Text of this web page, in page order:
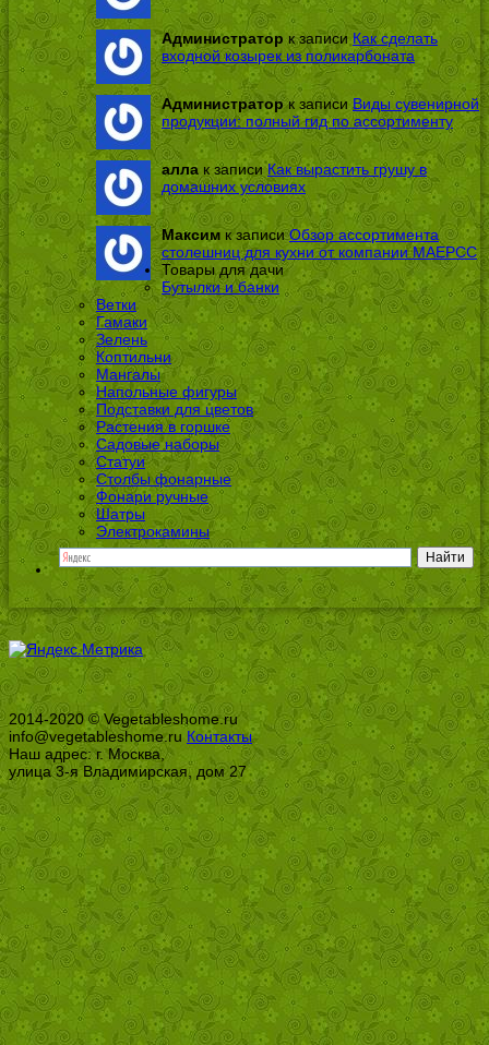
Администраторк записи Как сделать
входной козырек из поликарбоната
Администраторк записи Виды сувенирной
продукции: полный гид по ассортименту
алла к записиКак вырастить грушу в
домашних условиях
Максимк записиОбзор ассортимента
столешниц для кухни от компании МАЕРСС
Товары для дачи
Бутылки и банки
Ветки
Гамаки
Зелень
Коптильни
Мангалы
Напольные фигуры
Подставки для цветов
Растения в горшке
Садовые наборы
Статуи
Столбы фонарные
Фонари ручные
Шатры
Электрокамины
2014-2020 © Vegetableshome.ru
info@vegetableshome.ru Контакты
Наш адрес: г. Москва,
улица 3-я Владимирская, дом 27